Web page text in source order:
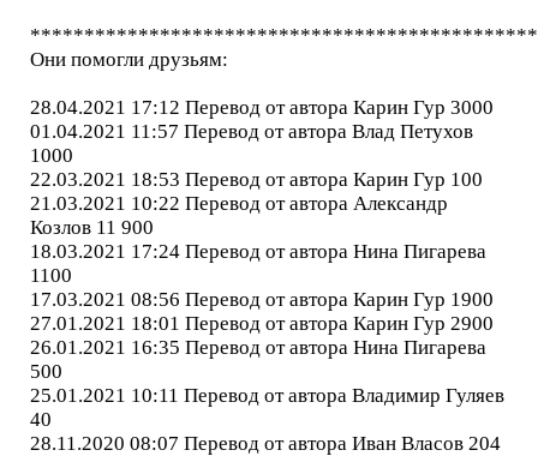
Они помогли друзьям:
28.04.2021 17:12 Перевод от автора Карин Гур 3000
01.04.2021 11:57 Перевод от автора Влад Петухов
1000
22.03.2021 18:53 Перевод от автора Карин Гур 100
21.03.2021 10:22 Перевод от автора Александр
Козлов 11 900
18.03.2021 17:24 Перевод от автора Нина Пигарева
1100
17.03.2021 08:56 Перевод от автора Карин Гур 1900
27.01.2021 18:01 Перевод от автора Карин Гур 2900
26.01.2021 16:35 Перевод от автора Нина Пигарева
500
25.01.2021 10:11 Перевод от автора Владимир Гуляев
40
28.11.2020 08:07 Перевод от автора Иван Власов 204